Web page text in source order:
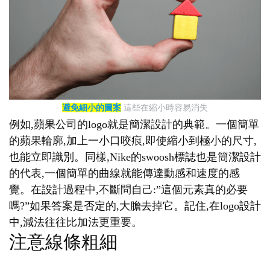
避免細小的圖案 這些在縮小時容易消失
例如,蘋果公司的logo就是簡潔設計的典範。一個簡單
的蘋果輪廓,加上一小口咬痕,即使縮小到極小的尺寸,
也能立即識別。同樣,Nike的swoosh標誌也是簡潔設計
的代表,一個簡單的曲線就能傳達動感和速度的感
覺。在設計過程中,不斷問自己:”這個元素真的必要
嗎?”如果答案是否定的,大膽去掉它。記住,在logo設計
中,減法往往比加法更重要。
注意線條粗細